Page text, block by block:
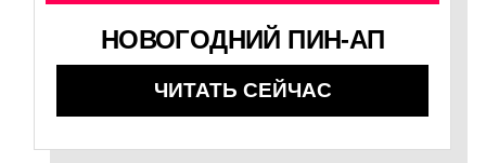
НОВОГОДНИЙ ПИН-АП
ЧИТАТЬ СЕЙЧАС